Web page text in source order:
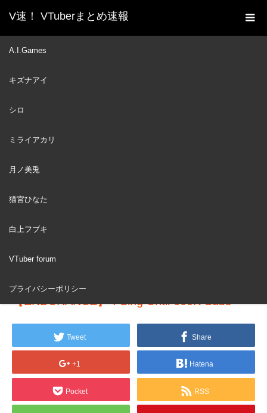
V速！ VTuberまとめ速報
A.I.Games
キズナアイ
シロ
ミライアカリ
月ノ美兎
猫宮ひなた
白上フブキ
VTuber forum
プライバシーポリシー
ホーム
新着動画一覧
27
【ENDURANCE】 I Sing Until 600K Subs
Tweet Share
+1 Hatena
Pocket RSS